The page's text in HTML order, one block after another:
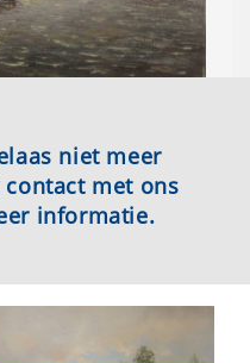
niet meer
met ons
informatie.